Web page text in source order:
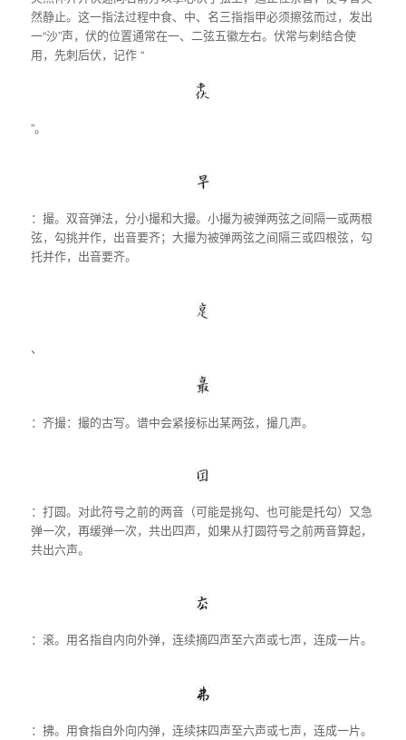
然静止。这一指法过程中食、中、名三指指甲必须擦弦而过，发出
一“沙”声，伏的位置通常在一、二弦五徽左右。伏常与剌结合使
用，先刺后伏，记作 “
”。
：撮。双音弹法，分小撮和大撮。小撮为被弹两弦之间隔一或两根
弦，勾挑并作，出音要齐；大撮为被弹两弦之间隔三或四根弦，勾
托并作，出音要齐。
、
：齐撮：撮的古写。谱中会紧接标出某两弦，撮几声。
：打圆。对此符号之前的两音（可能是挑勾、也可能是托勾）又急
弹一次，再缓弹一次，共出四声，如果从打圆符号之前两音算起，
共出六声。
：滚。用名指自内向外弹，连续摘四声至六声或七声，连成一片。
：拂。用食指自外向内弹，连续抹四声至六声或七声，连成一片。